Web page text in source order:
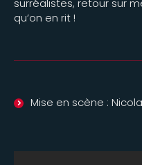
surréalistes, retour sur
qu’on en rit !
Mise en scène :